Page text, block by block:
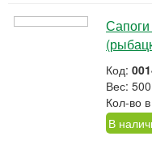
Код:
Вес:
Кол-во
В